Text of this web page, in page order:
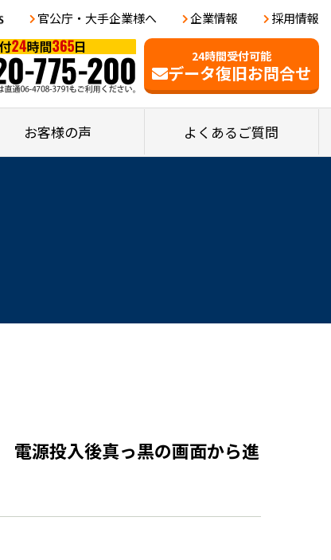
官公庁・大手企業様へ 企業情報 採用情報
24時間受付可能
データ復旧お問合せ
お客様の声 よくあるご質問
源投入後真っ黒の画面から進